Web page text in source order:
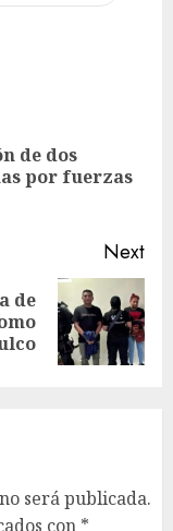
de dos
por fuerzas
Next
de
será publicada.
con *